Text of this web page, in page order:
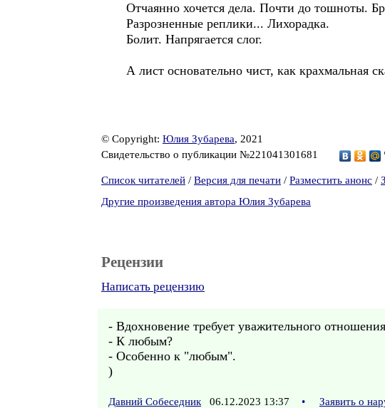
Отчаянно хочется дела. Почти до тошноты.
Разрозненные реплики... Лихорадка.
Болит. Напрягается слог.
А лист основательно чист, как крахмальная
© Copyright: Юлия Зубарева, 2021
Свидетельство о публикации №221041301681
Список читателей / Версия для печати / Разместить анонс /
Другие произведения автора Юлия Зубарева
Рецензии
Написать рецензию
- Вдохновение требует уважительного
- К любым?
- Особенно к "любым".
)
Давний Собеседник 06.12.2023 13:37 • Заявить о